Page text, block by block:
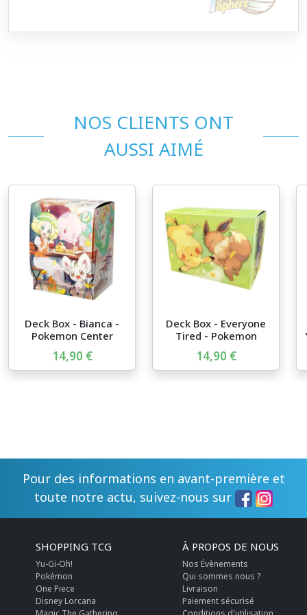
NOS CLIENTS ONT
AUSSI AIMÉ
Deck Box - Bianca -
Pokemon Center
14,90 €
Deck Box - Everyone
Tired - Pokemon
Center
14,90 €
Pour des informations en avant-première et
toute notre actu, suivez-nous sur
SHOPPING TCG
Yu-Gi-Oh!
Pokémon
One Piece
Disney Lorcana
À PROPOS DE NOUS
Nos Évènements
Qui sommes nous ?
Livraison
Paiement sécurisé